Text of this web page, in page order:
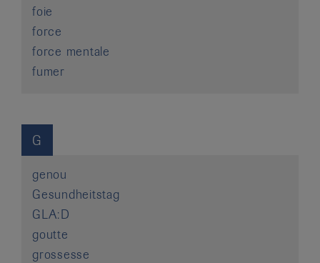
foie
force
force mentale
fumer
G
genou
Gesundheitstag
GLA:D
goutte
grossesse